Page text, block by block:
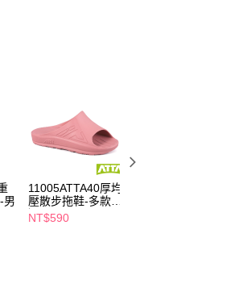
先享後付」服務完成之
，並將交易相關給付款項請
：
監護人之同意方可使用
之損失，本公司不負相關責
帳號之用戶狀況，依本公司
足之情形，本公司將視審查
男
11005ATTA40厚均
壓散步拖鞋-多款任
選
NT$590